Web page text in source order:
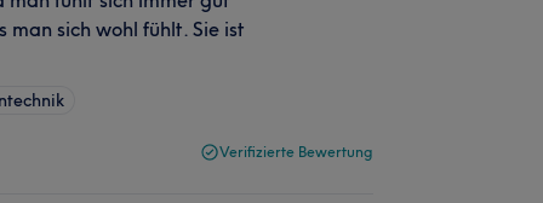
man sich wohl fühlt. Sie ist
Verifizierte Bewertung